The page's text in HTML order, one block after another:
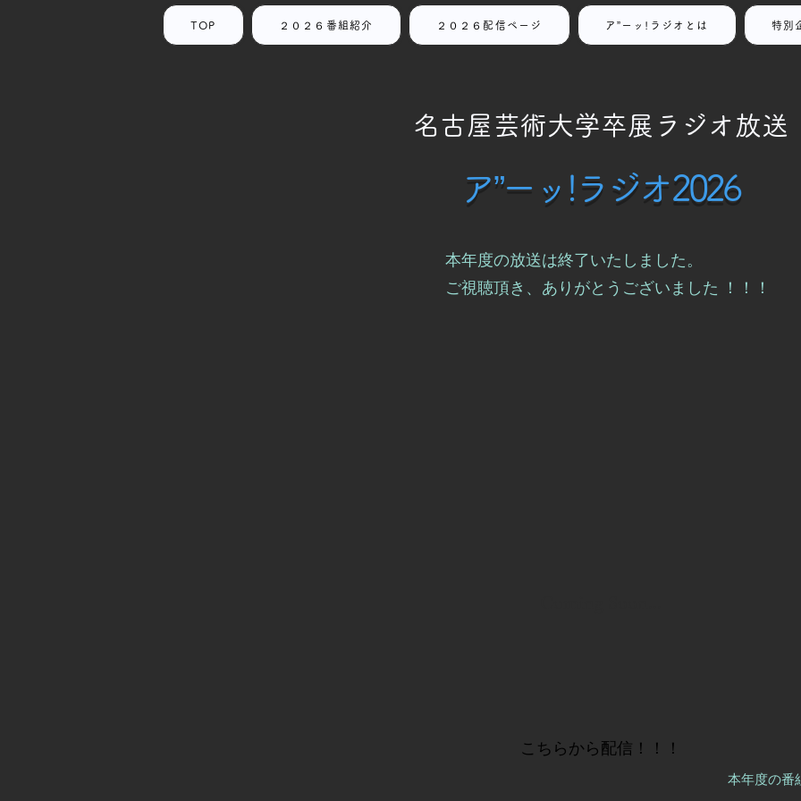
TOP ２０２６番組紹介 ２０２６配信ページ ア”ーッ!ラジオとは 特別
名古屋芸術大学卒展ラジオ放送
ア”ーッ!ラジオ2026
本年度の放送は終了いたしました。
ご視聴頂き、ありがとうございました ！！！
​こちらから配信！！！
本年度の番